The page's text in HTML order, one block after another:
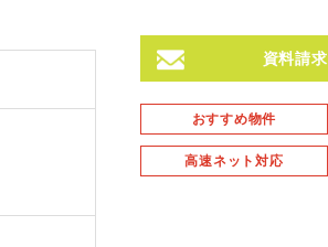
資料請求
おすすめ物件
高速ネット対応